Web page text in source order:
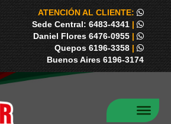
ATENCIÓN AL CLIENTE:
Sede Central: 6483-4341 |
Daniel Flores 6476-0955|
Quepos 6196-3358 |
Buenos Aires 6196-3174